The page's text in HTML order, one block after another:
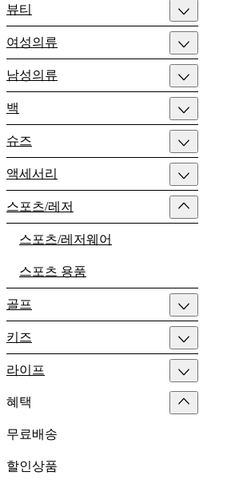
뷰티
여성의류
남성의류
백
슈즈
액세서리
스포츠/레저
스포츠/레저웨어
스포츠 용품
골프
키즈
라이프
혜택
무료배송
할인상품